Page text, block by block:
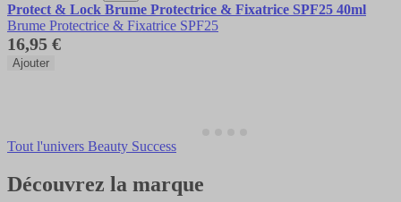
Protect & Lock Brume Protectrice & Fixatrice SPF25 40ml
Brume Protectrice & Fixatrice SPF25
16,95 €
Ajouter
Tout l'univers Beauty Success
Découvrez la marque